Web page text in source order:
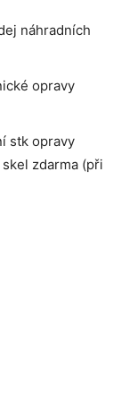
náhradních
opravy
stk opravy
zdarma (při